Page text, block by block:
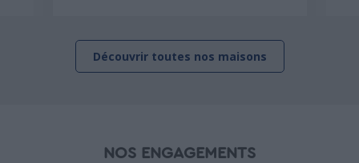
Découvrir toutes nos maisons
NOS ENGAGEMENTS